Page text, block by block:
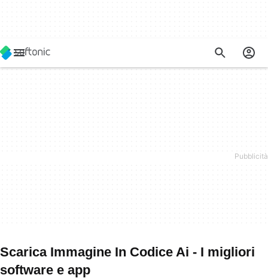
Scarica Immagine In Codice Ai - I migliori
software e app